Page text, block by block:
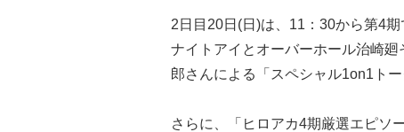
2日目20日(日)は、11：30から第4
ナイトアイとオーバーホール治崎
郎さんによる「スペシャル1on1トー
さらに、「ヒロアカ4期厳選エピソ